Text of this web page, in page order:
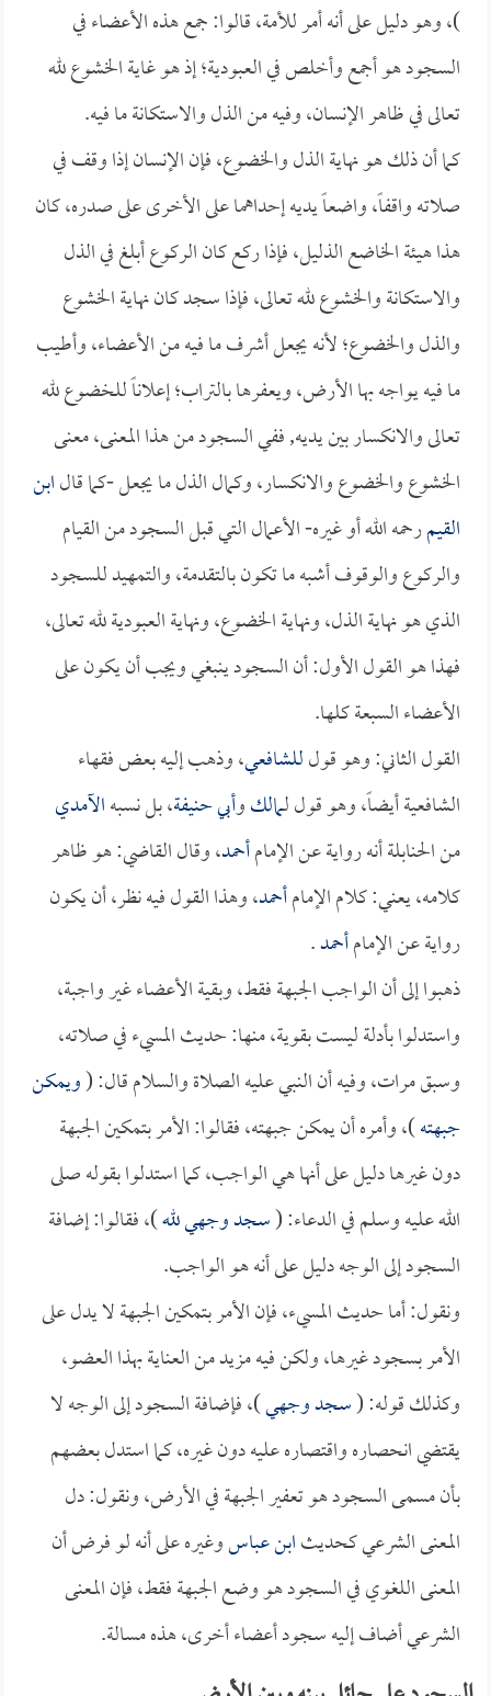
)، وهو دليل على أنه أمر للأمة، قالوا: جمع هذه الأعضاء في
السجود هو أجمع وأخلص في العبودية؛ إذ هو غاية الخشوع لله
تعالى في ظاهر الإنسان، وفيه من الذل والاستكانة ما فيه.
كما أن ذلك هو نهاية الذل والخضوع، فإن الإنسان إذا وقف في
صلاته واقفاً، واضعاً يديه إحداهما على الأخرى على صدره، كان
هذا هيئة الخاضع الذليل، فإذا ركع كان الركوع أبلغ في الذل
والاستكانة والخشوع لله تعالى، فإذا سجد كان نهاية الخشوع
والذل والخضوع؛ لأنه يجعل أشرف ما فيه من الأعضاء، وأطيب
ما فيه يواجه بها الأرض، ويعفرها بالتراب؛ إعلاناً للخضوع لله
تعالى والانكسار بين يديه, ففي السجود من هذا المعنى، معنى
الخشوع والخضوع والانكسار، وكمال الذل ما يجعل -كما قالابن
القيمرحمه الله أو غيره- الأعمال التي قبل السجود من القيام
والركوع والوقوف أشبه ما تكون بالتقدمة، والتمهيد للسجود
الذي هو نهاية الذل، ونهاية الخضوع، ونهاية العبودية لله تعالى،
فهذا هو القول الأول: أن السجود ينبغي ويجب أن يكون على
الأعضاء السبعة كلها.
القول الثاني: وهو قولللشافعي، وذهب إليه بعض فقهاء
الشافعية أيضاً، وهو قول لـمالكوأبي حنيفة، بل نسبهالآمدي
من الحنابلة أنه رواية عن الإمامأحمد، وقال القاضي: هو ظاهر
كلامه، يعني: كلام الإمامأحمد، وهذا القول فيه نظر، أن يكون
رواية عن الإمامأحمد.
ذهبوا إلى أن الواجب الجبهة فقط، وبقية الأعضاء غير واجبة،
واستدلوا بأدلة ليست بقوية، منها: حديث المسيء في صلاته،
وسبق مرات، وفيه أن النبي عليه الصلاة والسلام قال: (ويمكن
جبهته)، وأمره أن يمكن جبهته، فقالوا: الأمر بتمكين الجبهة
دون غيرها دليل على أنها هي الواجب، كما استدلوا بقوله صلى
الله عليه وسلم في الدعاء: (سجد وجهي لله)، فقالوا: إضافة
السجود إلى الوجه دليل على أنه هو الواجب.
ونقول: أما حديث المسيء، فإن الأمر بتمكين الجبهة لا يدل على
الأمر بسجود غيرها، ولكن فيه مزيد من العناية بهذا العضو،
وكذلك قوله: (سجد وجهي)، فإضافة السجود إلى الوجه لا
يقتضي انحصاره واقتصاره عليه دون غيره، كما استدل بعضهم
بأن مسمى السجود هو تعفير الجبهة في الأرض، ونقول: دل
المعنى الشرعي كحديثابن عباسوغيره على أنه لو فرض أن
المعنى اللغوي في السجود هو وضع الجبهة فقط، فإن المعنى
الشرعي أضاف إليه سجود أعضاء أخرى، هذه مسالة.